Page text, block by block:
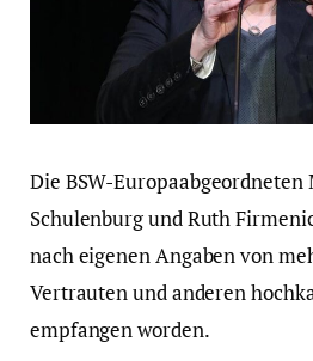
Die BSW-
Schulenburg und Ruth
nach eigenen Angaben von
Vertrauten und anderen
empfangen worden.